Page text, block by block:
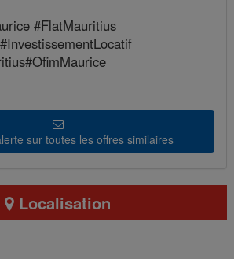
#FlatMauritius
sur toutes les offres similaires
Localisation